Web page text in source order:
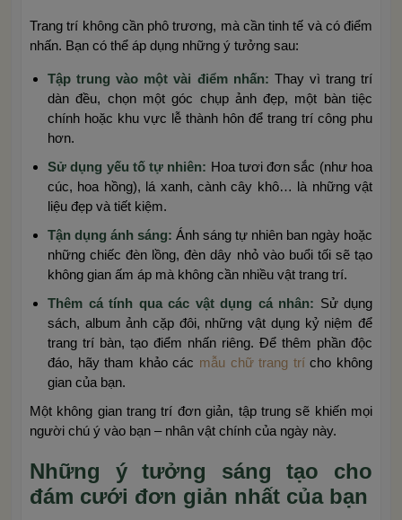
Trang trí không cần phô trương, mà cần tinh tế và có điểm
nhấn. Bạn có thể áp dụng những ý tưởng sau:
Tập trung vào một vài điểm nhấn: Thay vì trang trí
dàn đều, chọn một góc chụp ảnh đẹp, một bàn tiệc
chính hoặc khu vực lễ thành hôn để trang trí công phu
hơn.
Sử dụng yếu tố tự nhiên: Hoa tươi đơn sắc (như hoa
cúc, hoa hồng), lá xanh, cành cây khô… là những vật
liệu đẹp và tiết kiệm.
Tận dụng ánh sáng: Ánh sáng tự nhiên ban ngày hoặc
những chiếc đèn lồng, đèn dây nhỏ vào buổi tối sẽ tạo
không gian ấm áp mà không cần nhiều vật trang trí.
Thêm cá tính qua các vật dụng cá nhân: Sử dụng
sách, album ảnh cặp đôi, những vật dụng kỷ niệm để
trang trí bàn, tạo điểm nhấn riêng. Để thêm phần độc
đáo, hãy tham khảo các mẫu chữ trang trícho không
gian của bạn.
Một không gian trang trí đơn giản, tập trung sẽ khiến mọi
người chú ý vào bạn – nhân vật chính của ngày này.
Những ý tưởng sáng tạo cho
đám cưới đơn giản nhất của bạn